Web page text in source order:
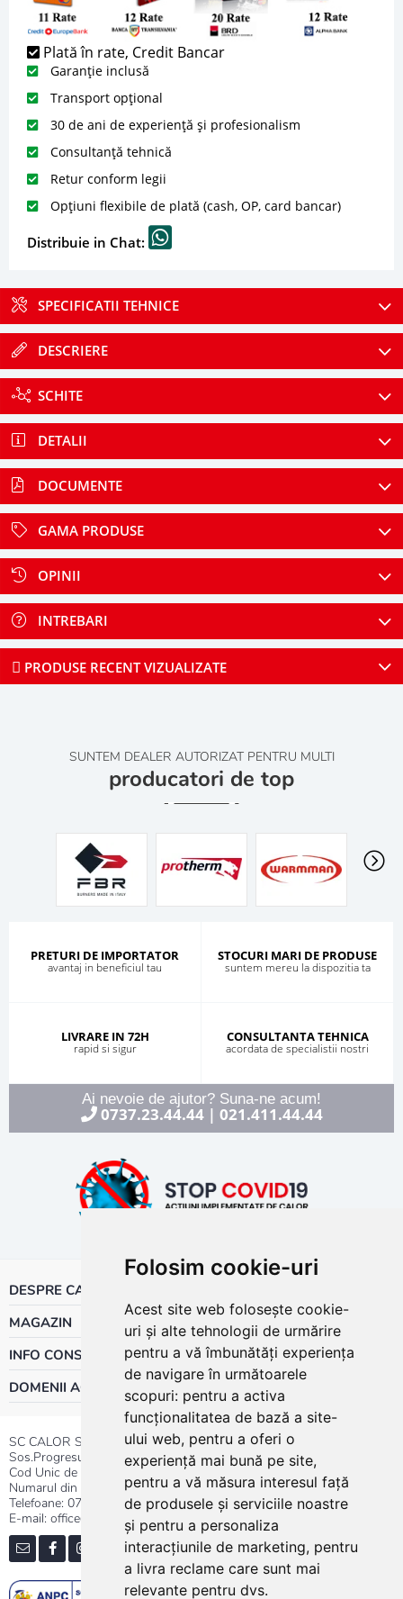
Folosim cookie-uri
Acest site web folosește cookie-
uri și alte tehnologii de urmărire
pentru a vă îmbunătăți experiența
de navigare în următoarele
scopuri: pentru a activa
funcționalitatea de bază a site-
ului web, pentru a oferi o
experiență mai bună pe site,
pentru a vă măsura interesul față
de produsele și serviciile noastre
și pentru a personaliza
interacțiunile de marketing, pentru
a livra reclame care sunt mai
relevante pentru dvs.
Plată în rate, Credit Bancar
Garanție inclusă
Transport opțional
30 de ani de experiență și profesionalism
Consultanță tehnică
Retur conform legii
Opțiuni flexibile de plată (cash, OP, card bancar)
Distribuie in Chat:
SPECIFICATII TEHNICE
DESCRIERE
SCHITE
DETALII
DOCUMENTE
GAMA PRODUSE
OPINII
INTREBARI
PRODUSE RECENT VIZUALIZATE
SUNTEM DEALER AUTORIZAT PENTRU MULTI
producatori de top
PRETURI DE IMPORTATOR
avantaj in beneficiul tau
STOCURI MARI DE PRODUSE
suntem mereu la dispozitia ta
LIVRARE IN 72H
rapid si sigur
CONSULTANTA TEHNICA
acordata de specialistii nostri
Ai nevoie de ajutor? Suna-ne acum!
0737.23.44.44| 021.411.44.44
DESPRE CALOR
MAGAZIN
INFO CONSUMATOR
DOMENII ACTIVITATE
SC CALOR SRL
Sos.Progresului nr.30-40, Sector 5, Bucuresti
Cod Unic de Inregistrare: RO 3004724
Numarul din Registrul Comertului:J40/13176/1991
Telefoane: 0737.23.44.44|021.411.44.44
E-mail: office@calor.ro